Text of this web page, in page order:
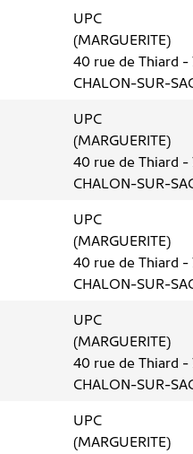
UPC
(MARGUERITE)
40 rue de Thiard -
CHALON-SUR-
UPC
(MARGUERITE)
40 rue de Thiard -
CHALON-SUR-
UPC
(MARGUERITE)
40 rue de Thiard -
CHALON-SUR-
UPC
(MARGUERITE)
40 rue de Thiard -
CHALON-SUR-
UPC
(MARGUERITE)